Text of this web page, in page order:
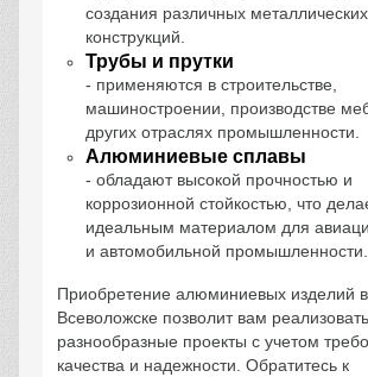
создания различных металлических
конструкций.
Трубы и прутки
- применяются в строительстве,
машиностроении, производстве
других отраслях промышленности.
Алюминиевые сплавы
- обладают высокой прочностью и
коррозионной стойкостью, что
идеальным материалом для
и автомобильной промышленности.
Приобретение алюминиевых изделий
Всеволожске позволит вам реализовать
разнообразные проекты с учетом
качества и надежности. Обратитесь к